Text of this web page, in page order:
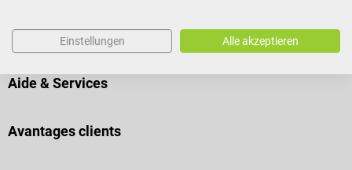
Commandez en toute sécurité
Aide & Services
Avantages clients
Einstellungen Alle akzeptieren